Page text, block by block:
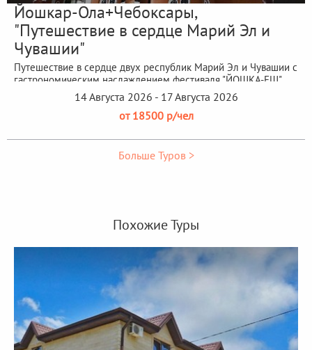
Йошкар-Ола+Чебоксары,
"Путешествие в сердце Марий Эл и
Чувашии"
Путешествие в сердце двух республик Марий Эл и Чувашии с
гастрономическим наслаждением фестиваля "ЙОШКА-ЕШ"
14 Августа 2026 - 17 Августа 2026
от 18500 р/чел
Больше Туров >
Похожие Туры